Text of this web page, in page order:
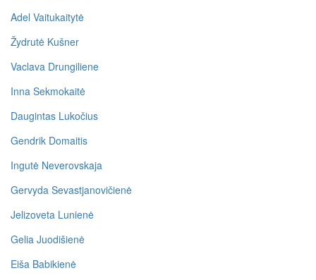
Adel Vaitukaitytė
Žydrutė Kušner
Vaclava Drungiliene
Inna Sekmokaitė
Daugintas Lukočius
Gendrik Domaitis
Ingutė Neverovskaja
Gervyda Sevastjanovičienė
Jelizoveta Lunienė
Gelia Juodišienė
Eiša Babikienė